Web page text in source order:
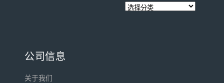
公司信息
关于我们